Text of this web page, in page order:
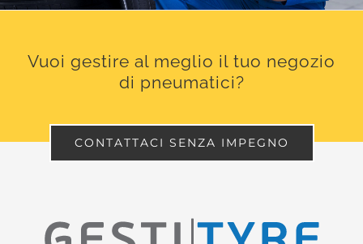
Vuoi gestire al meglio il tuo negozio
di pneumatici?
CONTATTACI SENZA IMPEGNO